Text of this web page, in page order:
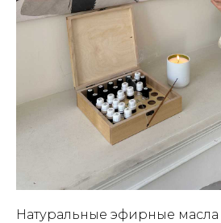
Натуральные эфирные масла